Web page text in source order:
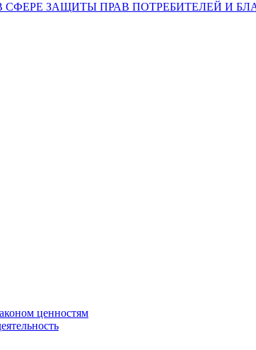
ЗАЩИТЫ ПРАВ ПОТРЕБИТЕЛЕЙ И
ценностям